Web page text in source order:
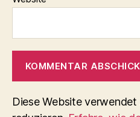
Diese Website